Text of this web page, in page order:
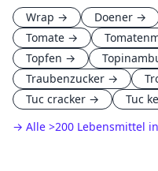
Wrap → Doener →
Tomate →
Topfen →
Traubenzucker →
Tuc cracker → Tuc
→ Alle >200 Lebensmittel